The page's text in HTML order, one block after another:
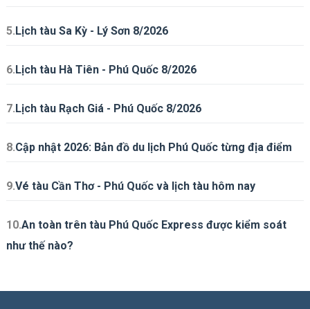
5. Lịch tàu Sa Kỳ - Lý Sơn 8/2026
6. Lịch tàu Hà Tiên - Phú Quốc 8/2026
7. Lịch tàu Rạch Giá - Phú Quốc 8/2026
8.Cập nhật 2026: Bản đồ du lịch Phú Quốc từng địa điểm
9.Vé tàu Cần Thơ - Phú Quốc và lịch tàu hôm nay
10.An toàn trên tàu Phú Quốc Express được kiểm soát
như thế nào?